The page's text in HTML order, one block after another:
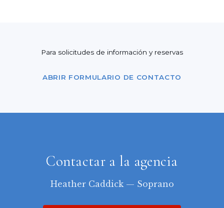
Para solicitudes de información y reservas
ABRIR FORMULARIO DE CONTACTO
Contactar a la agencia
Heather Caddick — Soprano